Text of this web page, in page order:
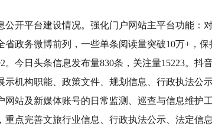
公开平台建设情况。强化门户网站主平台功能
省政务微博前列，一些单条阅读量突破10万+，
。今日头条信息发布量830条，关注量15223。
示机构职能、政策文件、规划信息、行政执法
网站及新媒体账号的日常监测、巡查与信息维
重点完善文旅行业信息、行政执法公示、法定